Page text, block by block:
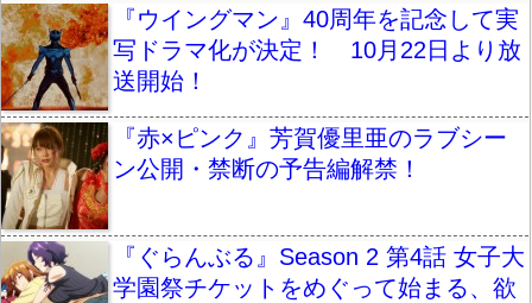
『ウイングマン』40周年を記念して実
写ドラマ化が決定！ 10月22日より放
送開始！
『赤×ピンク』芳賀優里亜のラブシー
ン公開・禁断の予告編解禁！
『ぐらんぶる』Season 2 第4話 女子大
学園祭チケットをめぐって始まる、欲